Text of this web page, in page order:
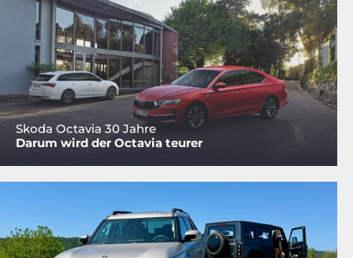
Skoda Octavia 30 Jahre
Darum wird der Octavia teurer